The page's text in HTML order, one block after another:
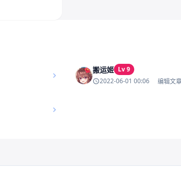
搬运姬 Lv 9
2022-06-01 00:06
编辑文